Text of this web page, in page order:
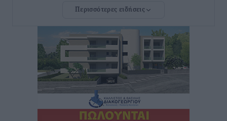
δεν υπάρχουν περιθώρια εφησυχασμού
Ειδήσεις• πριν 2 ώρες
Στον Άγιο Νικόλαο Χάλκης ανοίγει ξανά το
ανανεωμένο εκκλησιαστικό μουσείο από τη Λέσχη
Τοπικές Ειδήσεις• πριν 2 ώρες
Περισσότερες ειδήσεις